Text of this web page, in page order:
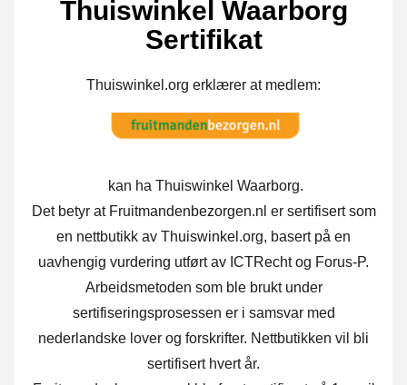
Thuiswinkel Waarborg
Sertifikat
Thuiswinkel.org erklærer at medlem:
kan ha Thuiswinkel Waarborg.
Det betyr at Fruitmandenbezorgen.nl er sertifisert som
en nettbutikk av Thuiswinkel.org, basert på en
uavhengig vurdering utført av ICTRecht og Forus-P.
Arbeidsmetoden som ble brukt under
sertifiseringsprosessen er i samsvar med
nederlandske lover og forskrifter. Nettbutikken vil bli
sertifisert hvert år.